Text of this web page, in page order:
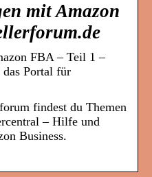
mit Amazon
FBA – Teil 1 –
Portal für
findest du Themen
– Hilfe und
Business.